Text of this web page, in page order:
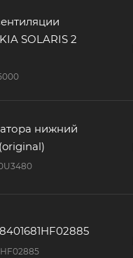
SOLARIS 2
нижний